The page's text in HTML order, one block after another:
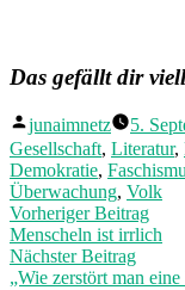
Das gefällt dir
Veröffentlicht
von
junaimnetz 5.
Gesellschaft, Literatur,
Demokratie,
Überwachung, Volk
Vorheriger Beitrag
Menscheln ist irrlich
Nächster Beitrag
„Wie zerstört man